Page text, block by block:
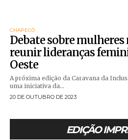
CHAPECÓ
Debate sobre
reunir lideranças
Oeste
A próxima edição da Caravana da
uma iniciativa da...
20 DE OUTUBRO DE 2023
EDIÇÃO